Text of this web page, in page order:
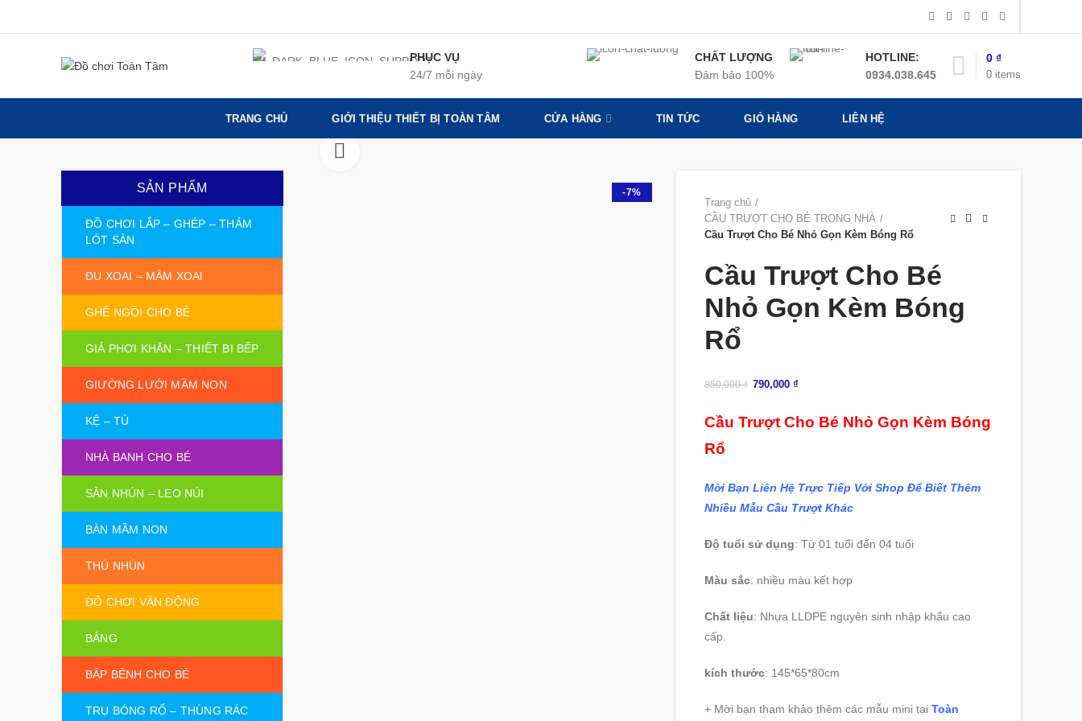
PHỤC VỤ
24/7 mỗi ngày
CHẤT LƯỢNG
Đảm bảo 100%
HOTLINE:
0934.038.645
0 items
0 ₫
TRANG CHỦ GIỚI THIỆU THIẾT BỊ TOÀN TÂM CỬA HÀNG TIN TỨC GIỎ HÀNG LIÊN HỆ
-7%
Trang chủ
CẦU TRƯỢT CHO BÉ TRONG NHÀ
Cầu Trượt Cho Bé Nhỏ Gọn Kèm Bóng Rổ
Cầu Trượt Cho Bé
Nhỏ Gọn Kèm Bóng
Rổ
850,000₫ 790,000 ₫
Cầu Trượt Cho Bé Nhỏ Gọn Kèm Bóng
Rổ
Mời Bạn Liên Hệ Trực Tiếp Với Shop Để Biết Thêm
Nhiều Mẫu Cầu Trượt Khác
Độ tuổi sử dụng: Từ 01 tuổi đến 04 tuổi
Màu sắc: nhiều màu kết hợp
Chất liệu: Nhựa LLDPE nguyên sinh nhập khẩu cao
cấp.
kích thước: 145*65*80cm
+ Mời bạn tham khảo thêm các mẫu mini tại Toàn
SẢN PHẨM
ĐỒ CHƠI LẮP – GHÉP – THẢM
LÓT SÀN
ĐU XOAI – MÂM XOAI
GHẾ NGỒI CHO BÉ
GIÁ PHƠI KHĂN – THIẾT BỊ BẾP
GIƯỜNG LƯỚI MẦM NON
KỆ – TỦ
NHÀ BANH CHO BÉ
SÀN NHÚN – LEO NÚI
BÀN MẦM NON
THÚ NHÚN
ĐỒ CHƠI VẬN ĐỘNG
BẢNG
BẬP BÊNH CHO BÉ
TRỤ BÓNG RỔ – THÙNG RÁC